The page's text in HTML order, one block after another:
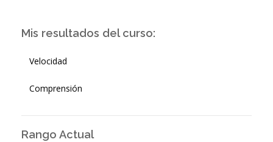
Mis resultados del curso:
Velocidad
Comprensión
Rango Actual